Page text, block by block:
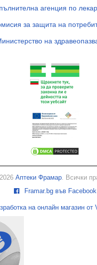
агенция по
за защита на
на
Аптеки Фрамар. Всички
Framar.bg във Facebook
на онлайн магазин от